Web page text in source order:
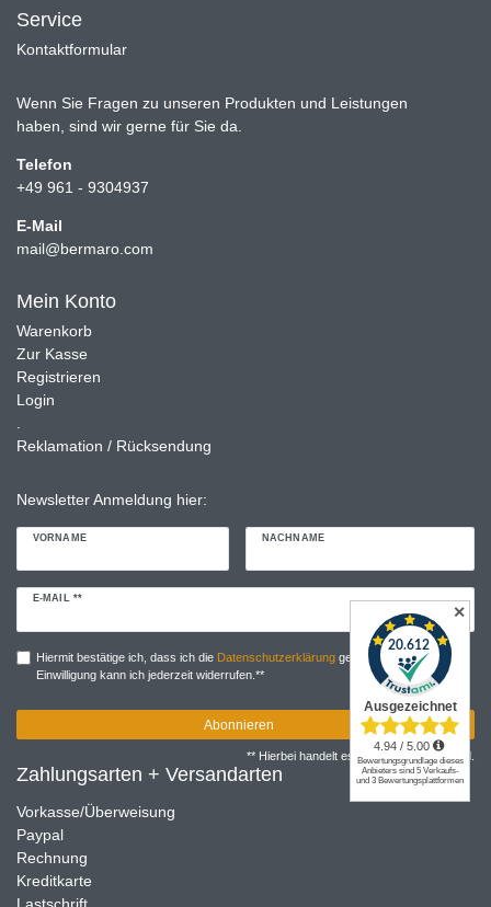
Service
Kontaktformular
Wenn Sie Fragen zu unseren Produkten und Leistungen
haben, sind wir gerne für Sie da.
Telefon
+49 961 - 9304937
E-Mail
mail@bermaro.com
Mein Konto
Warenkorb
Zur Kasse
Registrieren
Login
Reklamation / Rücksendung
Newsletter Anmeldung hier:
VORNAME NACHNAME
E-MAIL **
Newsletter
Hiermit bestätige ich, dass ich die Daten­schutz­erklärunggelesen habe. Meine
Einwilligung kann ich jederzeit widerrufen.**
Abonnieren
** Hierbei handelt es sich um ein Pflichtfeld.
Zahlungsarten + Versandarten
Vorkasse/Überweisung
Paypal
Rechnung
Kreditkarte
✕